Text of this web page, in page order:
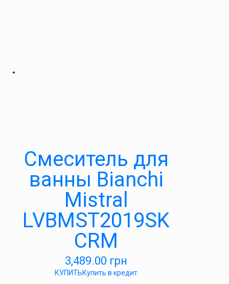
Смеситель для
ванны Bianchi
Mistral
LVBMST2019SK
CRM
3,489.00 грн
КУПИТЬКупить в кредит